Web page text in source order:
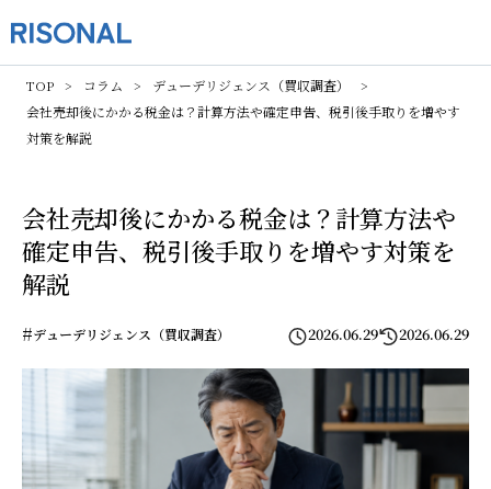
TOP コラム
デューデリジェンス（買収調査）
会社売却後にかかる税金は？計算方法や確定申告、税引後手取りを増やす
対策を解説
会社売却後にかかる税金は？計算方法や
確定申告、税引後手取りを増やす対策を
解説
#デューデリジェンス（買収調査） 2026.06.29 2026.06.29